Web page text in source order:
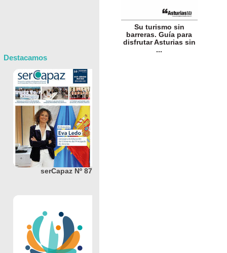
Destacamos
serCapaz Nº 87
Su turismo sin
barreras. Guía para
disfrutar Asturias sin
...